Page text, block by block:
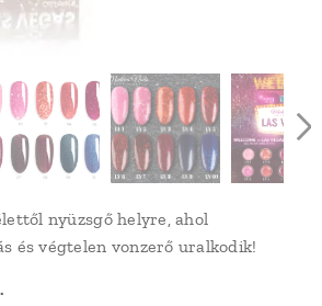
nyüzsgő helyre, ahol
és végtelen vonzerő uralkodik!